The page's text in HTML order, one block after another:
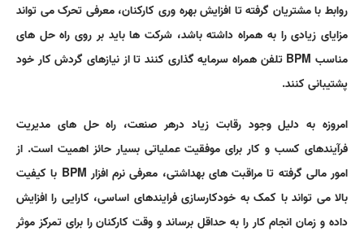
آموزش مدلسازی فرآیند درخواست خرید کالا در نرم افزار Bizagi
معنای حقیقی IT در سازمان های امروز (معماری سازمانی IT)
روابط با مشتریان گرفته تا افزایش بهره وری کارکنان، معرفی تحرک می تواند
مزایای زیادی را به همراه داشته باشد، شرکت ها باید بر روی راه حل های
مناسب BPM تلفن همراه سرمایه گذاری کنند تا از نیازهای گردش کار خود
پشتیبانی کنند.
امروزه به دلیل وجود رقابت زیاد درهر صنعت، راه حل های مدیریت
فرآیندهای کسب و کار برای موفقیت عملیاتی بسیار حائز اهمیت است. از
امور مالی گرفته تا مراقبت های بهداشتی، معرفی نرم افزار BPM با کیفیت
بالا می تواند با کمک به خودکارسازی فرایندهای اساسی، کارایی را افزایش
داده و زمان انجام کار را به حداقل برساند و وقت کارکنان را برای تمرکز موثر